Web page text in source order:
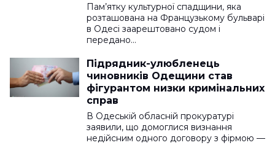
Пам’ятку культурної спадщини, яка
розташована на Французькому бульварі
в Одесі заарештовано судом і
передано…
Підрядник-улюбленець
чиновників Одещини став
фігурантом низки кримінальних
справ
В Одеській обласній прокуратурі
заявили, що домоглися визнання
недійсним одного договору з фірмою —